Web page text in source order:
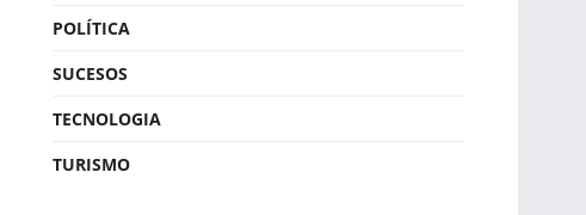
POLÍTICA
SUCESOS
TECNOLOGIA
TURISMO